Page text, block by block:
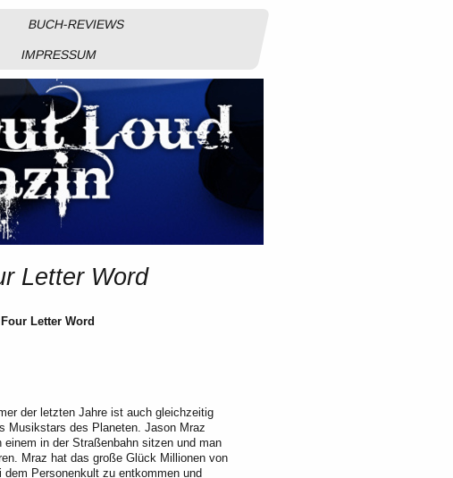
BUCH-REVIEWS
IMPRESSUM
Letter Word
Letter Word
der letzten Jahre ist auch gleichzeitig
Musikstars des Planeten. Jason Mraz
einem in der Straßenbahn sitzen und man
Mraz hat das große Glück Millionen von
Personenkult zu entkommen und